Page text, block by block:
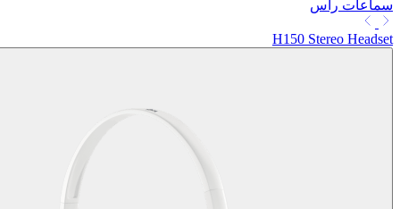
سماعات رأس
H150 Stereo Headset